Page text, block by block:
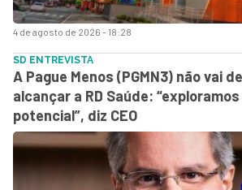
4 de agosto de 2026 - 18:28
SD ENTREVISTA
A Pague Menos (PGMN3) não vai
alcançar a RD Saúde:
potencial”, diz CEO